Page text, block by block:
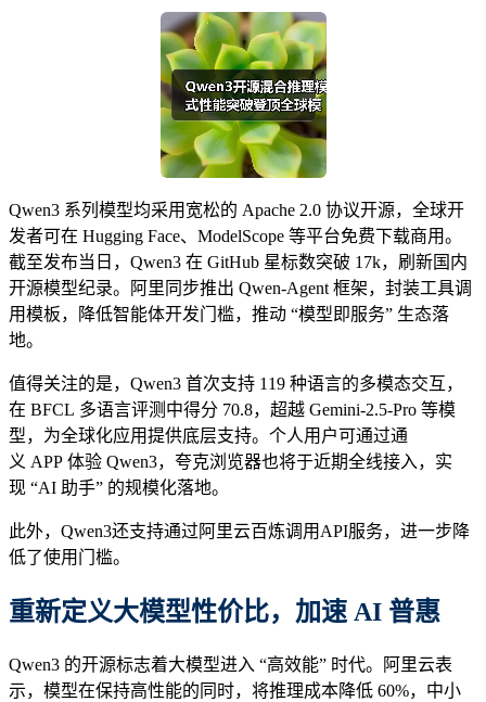
Qwen3 系列模型均采用宽松的 Apache 2.0 协议开源，全球开
发者可在 Hugging Face、ModelScope 等平台免费下载商用。
截至发布当日，Qwen3 在 GitHub 星标数突破 17k，刷新国内
开源模型纪录。阿里同步推出 Qwen-Agent 框架，封装工具调
用模板，降低智能体开发门槛，推动 “模型即服务” 生态落
地。
值得关注的是，Qwen3 首次支持 119 种语言的多模态交互，
在 BFCL 多语言评测中得分 70.8，超越 Gemini-2.5-Pro 等模
型，为全球化应用提供底层支持。个人用户可通过通
义 APP 体验 Qwen3，夸克浏览器也将于近期全线接入，实
现 “AI 助手” 的规模化落地。
此外，Qwen3还支持通过阿里云百炼调用API服务，进一步降
低了使用门槛。
重新定义大模型性价比，加速 AI 普惠
Qwen3 的开源标志着大模型进入 “高效能” 时代。阿里云表
示，模型在保持高性能的同时，将推理成本降低 60%，中小